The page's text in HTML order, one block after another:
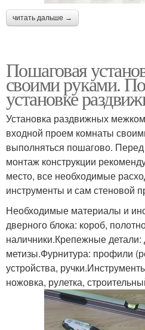
читать дальше →
Пошаговая
своими руками.
установке
Установка раздвижных
входной проем комнаты
выполняться пошагово. Перед
монтаж конструкции
место, все необходимые
инструменты и сам стеновой
Необходимые материалы и
дверного блока: короб,
наличники.Крепежные
метизы.Фурнитура: профили
устройства,
ножовка, рулетка,